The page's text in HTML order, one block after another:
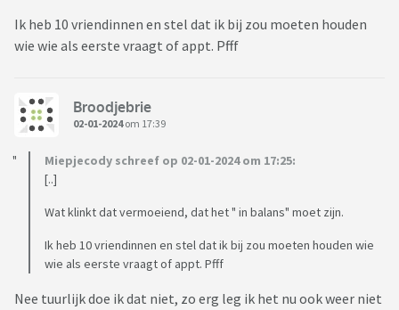
Ik heb 10 vriendinnen en stel dat ik bij zou moeten houden
wie wie als eerste vraagt of appt. Pfff
Broodjebrie
02-01-2024om 17:39
Miepjecody schreef op 02-01-2024 om 17:25:
[..]
Wat klinkt dat vermoeiend, dat het " in balans" moet zijn.
Ik heb 10 vriendinnen en stel dat ik bij zou moeten houden wie
wie als eerste vraagt of appt. Pfff
Nee tuurlijk doe ik dat niet, zo erg leg ik het nu ook weer niet